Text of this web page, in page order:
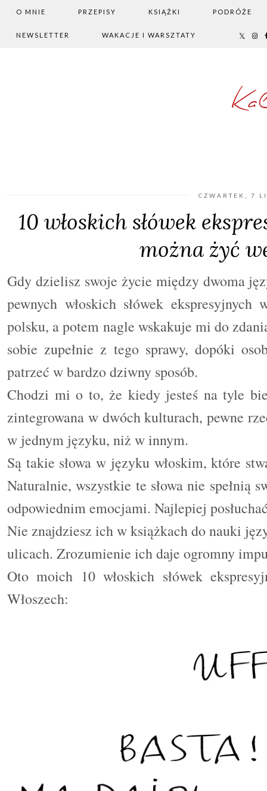
O MNIE PRZEPISY KSIĄŻKI PODRÓŻE
NEWSLETTER WAKACJE I WARSZTATY
CZWARTEK, 7
10 włoskich słówek
można żyć
Gdy dzielisz swoje życie między dwoma
pewnych włoskich słówek
polsku, a potem nagle wskakuje mi do
sobie zupełnie z tego sprawy, dopóki
patrzeć w bardzo dziwny sposób.
Chodzi mi o to, że kiedy jesteś na tyle
zintegrowana w dwóch kulturach, pewne
w jednym języku, niż w innym.
Są takie słowa w języku włoskim, które
Naturalnie, wszystkie te słowa nie
odpowiednim emocjami. Najlepiej
Nie znajdziesz ich w książkach do nauki
ulicach. Zrozumienie ich daje ogromny
Oto moich 10 włoskich słówek
Włoszech: